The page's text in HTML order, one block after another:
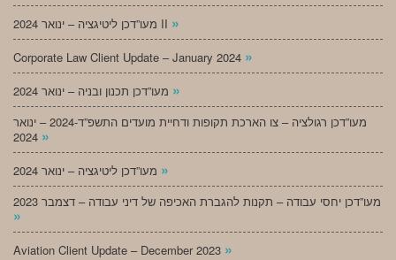
מעו”דכן ליטיגציה – ינואר 2024 II »
Corporate Law Client Update – January 2024 »
»
מעו”דכן רגולציה – צו הארכת תקופות ודחיית מועדים התשפ”ד-2024 – ינואר
»
»
מעו”דכן יחסי עבודה – תקנות להגברת האכיפה של דיני עבודה – דצמבר 2023
»
Aviation Client Update – December 2023 »